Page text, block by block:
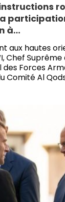
à…
aux hautes
Chef
Forces
Comité Al